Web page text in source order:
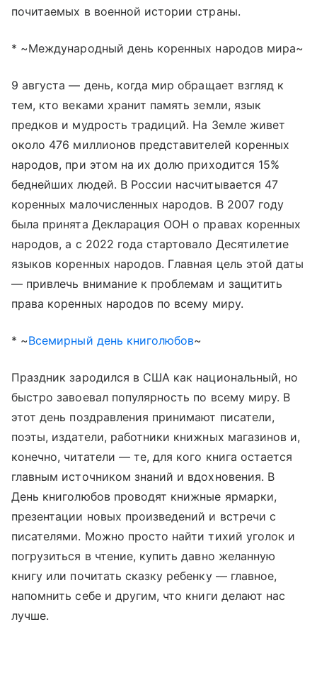
почитаемых в военной истории страны.
* ~Международный день коренных народов мира~
9 августа — день, когда мир обращает взгляд к
тем, кто веками хранит память земли, язык
предков и мудрость традиций. На Земле живет
около 476 миллионов представителей коренных
народов, при этом на их долю приходится 15%
беднейших людей. В России насчитывается 47
коренных малочисленных народов. В 2007 году
была принята Декларация ООН о правах коренных
народов, а с 2022 года стартовало Десятилетие
языков коренных народов. Главная цель этой даты
— привлечь внимание к проблемам и защитить
права коренных народов по всему миру.
* ~Всемирный день книголюбов~
Праздник зародился в США как национальный, но
быстро завоевал популярность по всему миру. В
этот день поздравления принимают писатели,
поэты, издатели, работники книжных магазинов и,
конечно, читатели — те, для кого книга остается
главным источником знаний и вдохновения. В
День книголюбов проводят книжные ярмарки,
презентации новых произведений и встречи с
писателями. Можно просто найти тихий уголок и
погрузиться в чтение, купить давно желанную
книгу или почитать сказку ребенку — главное,
напомнить себе и другим, что книги делают нас
лучше.